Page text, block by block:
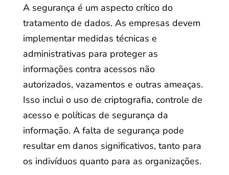
A segurança é um aspecto crítico do
tratamento de dados. As empresas devem
implementar medidas técnicas e
administrativas para proteger as
informações contra acessos não
autorizados, vazamentos e outras ameaças.
Isso inclui o uso de criptografia, controle de
acesso e políticas de segurança da
informação. A falta de segurança pode
resultar em danos significativos, tanto para
os indivíduos quanto para as organizações.